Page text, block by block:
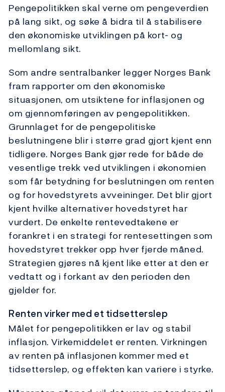
Pengepolitikken skal verne om pengeverdien
på lang sikt, og søke å bidra til å stabilisere
den økonomiske utviklingen på kort- og
mellomlang sikt.
Som andre sentralbanker legger Norges Bank
fram rapporter om den økonomiske
situasjonen, om utsiktene for inflasjonen og
om gjennomføringen av pengepolitikken.
Grunnlaget for de pengepolitiske
beslutningene blir i større grad gjort kjent enn
tidligere. Norges Bank gjør rede for både de
vesentlige trekk ved utviklingen i økonomien
som får betydning for beslutningen om renten
og for hovedstyrets avveininger. Det blir gjort
kjent hvilke alternativer hovedstyret har
vurdert. De enkelte rentevedtakene er
forankret i en strategi for rentesettingen som
hovedstyret trekker opp hver fjerde måned.
Strategien gjøres nå kjent like etter at den er
vedtatt og i forkant av den perioden den
gjelder for.
Renten virker med et tidsetterslep
Målet for pengepolitikken er lav og stabil
inflasjon. Virkemiddelet er renten. Virkningen
av renten på inflasjonen kommer med et
tidsetterslep, og effekten kan variere i styrke.